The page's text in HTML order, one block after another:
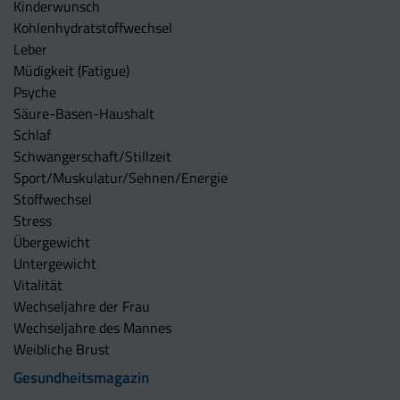
Kinderwunsch
Kohlenhydratstoffwechsel
Leber
Müdigkeit (Fatigue)
Psyche
Säure-Basen-Haushalt
Schlaf
Schwangerschaft/Stillzeit
Sport/Muskulatur/Sehnen/Energie
Stoffwechsel
Stress
Übergewicht
Untergewicht
Vitalität
Wechseljahre der Frau
Wechseljahre des Mannes
Weibliche Brust
Gesundheitsmagazin